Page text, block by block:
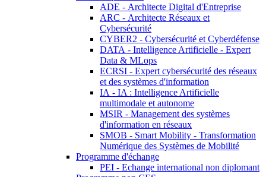
ADE - Architecte Digital d'Entreprise
ARC - Architecte Réseaux et
Cybersécurité
CYBER2 - Cybersécurité et Cyberdéfense
DATA - Intelligence Artificielle - Expert
Data & MLops
ECRSI - Expert cybersécurité des réseaux
et des systèmes d'information
IA - IA : Intelligence Artificielle
multimodale et autonome
MSIR - Management des systèmes
d'information en réseaux
SMOB - Smart Mobility - Transformation
Numérique des Systèmes de Mobilité
Programme d'échange
PEI - Echange international non diplomant